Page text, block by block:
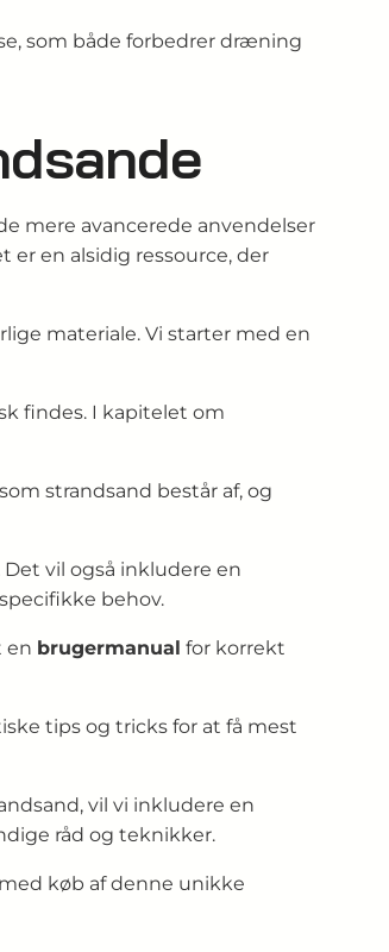
som både forbedrer dræning
mere avancerede anvendelser
er en alsidig ressource, der
materiale. Vi starter med en
findes. I kapitelet om
strandsand består af, og
vil også inkludere en
behov.
en brugermanual for korrekt
tips og tricks for at få mest
vil vi inkludere en
råd og teknikker.
køb af denne unikke